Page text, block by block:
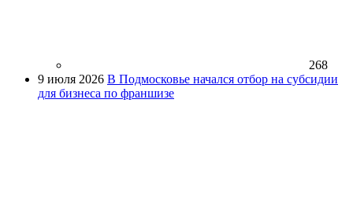
268
9 июля 2026 В Подмосковье начался отбор на субсидии
для бизнеса по франшизе